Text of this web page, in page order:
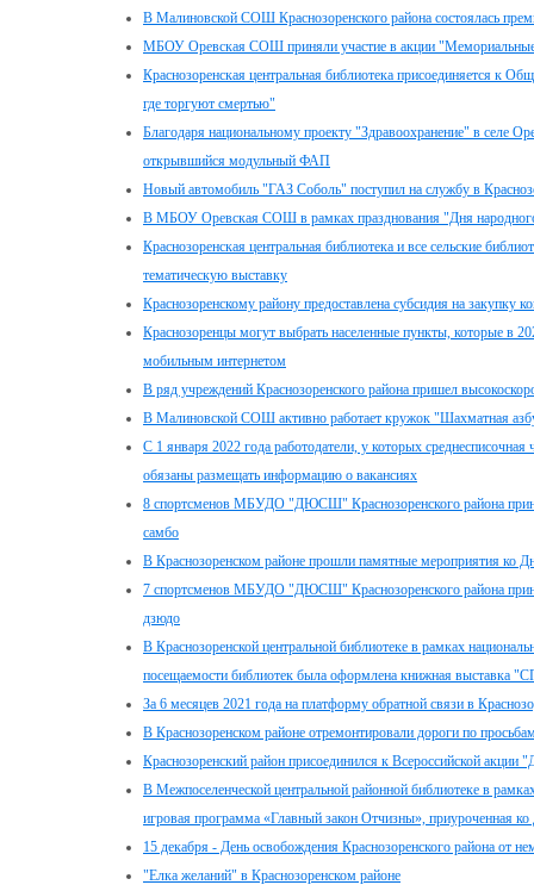
В Малиновской СОШ Краснозоренского района состоялась
МБОУ Оревская СОШ приняли участие в акции "Мемориальные
Краснозоренская центральная библиотека присоединяется к
где торгуют смертью"
Благодаря национальному проекту "Здравоохранение" в селе
открывшийся модульный ФАП
Новый автомобиль "ГАЗ Соболь" поступил на службу в
В МБОУ Оревская СОШ в рамках празднования "Дня
Краснозоренская центральная библиотека и все сельские
тематическую выставку
Краснозоренскому району предоставлена субсидия на закупку
Краснозоренцы могут выбрать населенные пункты, которые в
мобильным интернетом
В ряд учреждений Краснозоренского района пришел
В Малиновской СОШ активно работает кружок "Шахматная
С 1 января 2022 года работодатели, у которых
обязаны размещать информацию о вакансиях
8 спортсменов МБУДО "ДЮСШ" Краснозоренского района
самбо
В Краснозоренском районе прошли памятные мероприятия ко
7 спортсменов МБУДО "ДЮСШ" Краснозоренского района
дзюдо
В Краснозоренской центральной библиотеке в рамках
посещаемости библиотек была оформлена книжная выставка
За 6 месяцев 2021 года на платформу обратной связи в
В Краснозоренском районе отремонтировали дороги по
Краснозоренский район присоединился к Всероссийской акции
В Межпоселенческой центральной районной библиотеке в
игровая программа «Главный закон Отчизны», приуроченная
15 декабря - День освобождения Краснозоренского района от
"Елка желаний" в Краснозоренском районе